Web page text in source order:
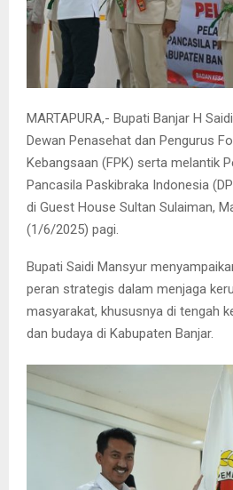
MARTAPURA,- Bupati Banjar H
Dewan Penasehat dan Pengurus
Kebangsaan (FPK) serta melantik
Pancasila Paskibraka Indonesia
di Guest House Sultan Sulaiman,
(1/6/2025) pagi.
Bupati Saidi Mansyur
peran strategis dalam menjaga
masyarakat, khususnya di tengah
dan budaya di Kabupaten Banjar.